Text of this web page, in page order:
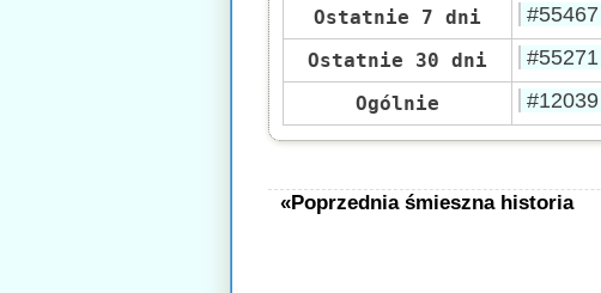
Ostatnie 7 dni
#55467
Ostatnie 30 dni #55271
Ogólnie #12039
«Poprzednia śmieszna historia